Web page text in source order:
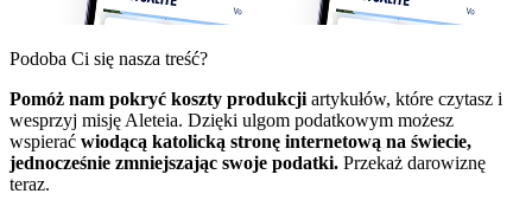
Podoba Ci się nasza treść?
Pomóż nam pokryć koszty produkcjiartykułów, które czytasz i
wesprzyj misję Aleteia. Dzięki ulgom podatkowym możesz
wspierać wiodącą katolicką stronę internetową na świecie,
jednocześnie zmniejszając swoje podatki. Przekaż darowiznę
teraz.